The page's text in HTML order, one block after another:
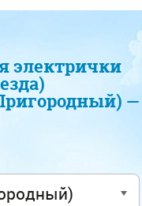
электрички
—